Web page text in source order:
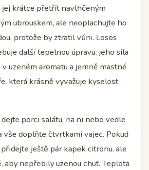
jej krátce přetřít navlhčeným
ubrouskem, ale neoplachujte ho
protože by ztratil vůni. Losos
další tepelnou úpravu; jeho síla
uzeném aromatu a jemně mastné
která krásně vyvažuje kyselost
porci salátu, na ni nebo vedle
vše doplňte čtvrtkami vajec. Pokud
ještě pár kapek citronu, ale
aby nepřebily uzenou chuť. Teplota